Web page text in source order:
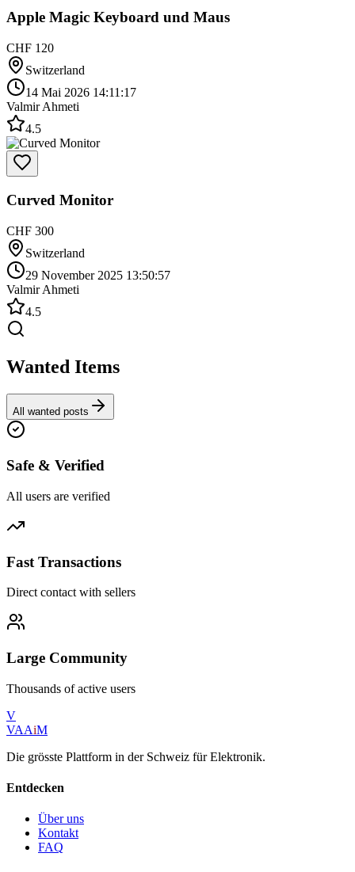
Apple Magic Keyboard und Maus
CHF 120
Switzerland
14 Mai 2026 14:11:17
Valmir Ahmeti
4.5
Curved Monitor
CHF 300
Switzerland
29 November 2025 13:50:57
Valmir Ahmeti
4.5
Wanted Items
All wanted posts
Safe & Verified
All users are verified
Fast Transactions
Direct contact with sellers
Large Community
Thousands of active users
V
VAAiM
Die grösste Plattform in der Schweiz für Elektronik.
Entdecken
Über uns
Kontakt
FAQ